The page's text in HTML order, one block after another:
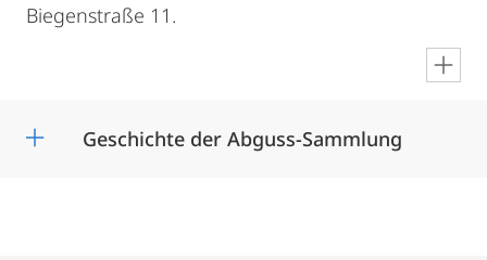
Biegenstraße 11.
Geschichte der Abguss-Sammlung